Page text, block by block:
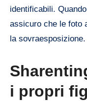
identificabili.
assicuro che le foto
la sovraesposizione.
i propri